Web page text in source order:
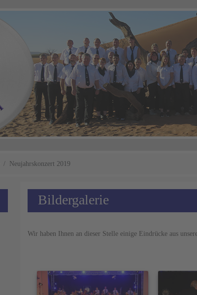
Neujahrskonzert 2019
Bildergalerie
Wir haben Ihnen an dieser Stelle einige Eindrücke aus